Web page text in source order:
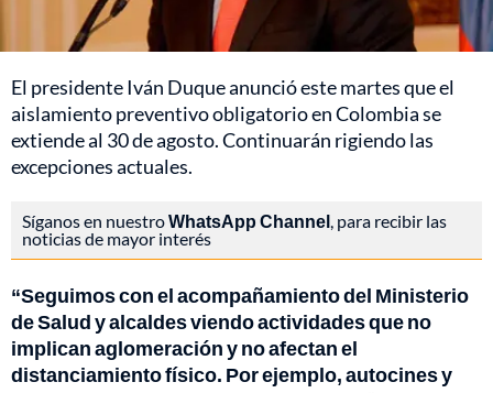
El presidente Iván Duque anunció este martes que el
aislamiento preventivo obligatorio en Colombia se
extiende al 30 de agosto. Continuarán rigiendo las
excepciones actuales.
Síganos en nuestroWhatsApp Channel , para recibir las
noticias de mayor interés
“Seguimos con el acompañamiento del Ministerio
de Salud y alcaldes viendo actividades que no
implican aglomeración y no afectan el
distanciamiento físico. Por ejemplo, autocines y